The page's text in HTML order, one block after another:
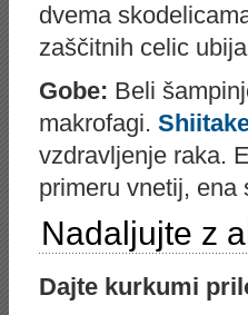
dvema
zaščitnih celic
Gobe​​: Beli
makrofagi.
vzdravljenje raka.
primeru vnetij, ena
Nadaljujte z
Dajte kurkumi